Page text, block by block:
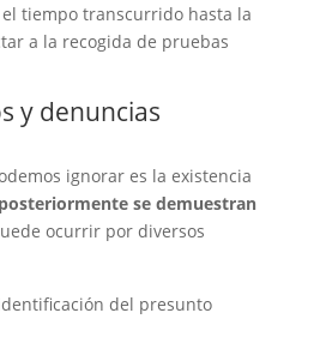
tiempo transcurrido hasta la
a la recogida de pruebas
y denuncias
ignorar es la existencia
se demuestran
ocurrir por diversos
del presunto